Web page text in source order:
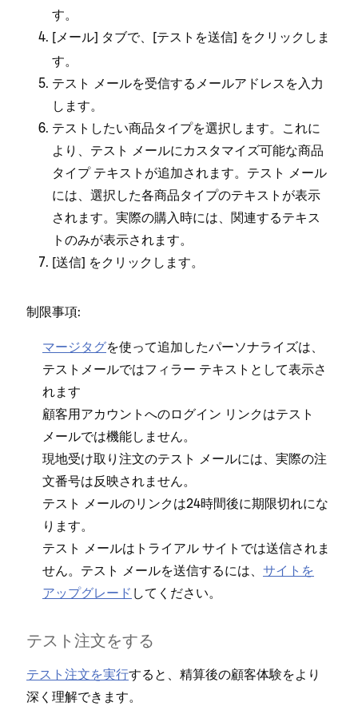
す⁠。
[⁠メ⁠ール⁠] タブで⁠、[⁠テストを送信⁠] をクリ⁠ックしま
す⁠。
テスト メ⁠ールを受信するメ⁠ールアドレスを入力
します⁠。
テストしたい商品タイプを選択します⁠。これに
より⁠、テスト メ⁠ールにカスタマイズ可能な商品
タイプ テキストが追加されます⁠。テスト メ⁠ール
には⁠、選択した各商品タイプのテキストが表示
されます⁠。実際の購入時には⁠、関連するテキス
トのみが表示されます⁠。
[⁠送信⁠] をクリ⁠ックします⁠。
制限事項⁠:
マ⁠ージタグを使⁠って追加したパ⁠ーソナライズは⁠、
テストメ⁠ールではフ⁠ィラ⁠ー テキストとして表示さ
れます
顧客用アカウントへのログイン リンクはテスト
メ⁠ールでは機能しません⁠。
現地受け取り注文のテスト メ⁠ールには⁠、実際の注
文番号は反映されません⁠。
テスト メ⁠ールのリンクは24時間後に期限切れにな
ります⁠。
テスト メ⁠ールはトライアル サイトでは送信されま
せん⁠。テスト メ⁠ールを送信するには⁠、 サイトを
ア⁠ップグレ⁠ード してください⁠。
テスト注文をする
テスト注文を実行すると⁠、精算後の顧客体験をより
深く理解できます⁠。